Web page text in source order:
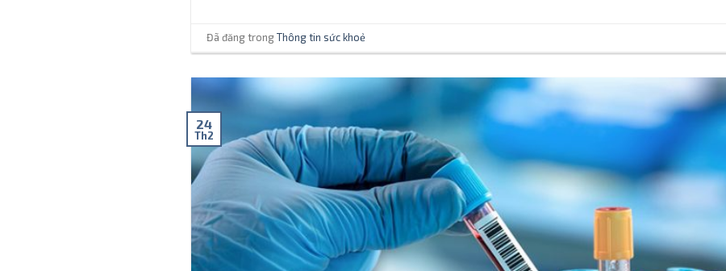
Đã đăng trongThông tin sức khoẻ
24
Th2